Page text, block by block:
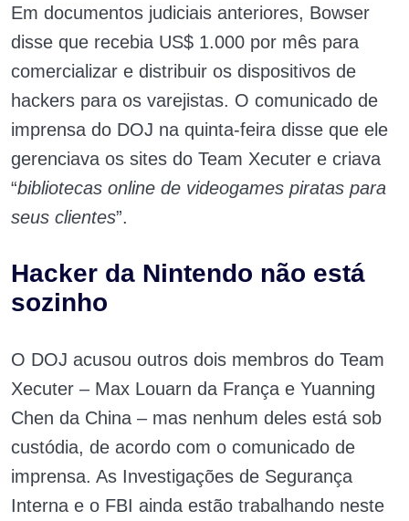
Em documentos judiciais anteriores, Bowser
disse que recebia US$ 1.000 por mês para
comercializar e distribuir os dispositivos de
hackers para os varejistas. O comunicado de
imprensa do DOJ na quinta-feira disse que ele
gerenciava os sites do Team Xecuter e criava
“bibliotecas online de videogames piratas para
seus clientes”.
Hacker da Nintendo não está
sozinho
O DOJ acusou outros dois membros do Team
Xecuter – Max Louarn da França e Yuanning
Chen da China – mas nenhum deles está sob
custódia, de acordo com o comunicado de
imprensa. As Investigações de Segurança
Interna e o FBI ainda estão trabalhando neste